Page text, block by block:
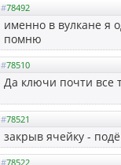
#78492
именно в вулкане я
помню
#78510
Да ключи почти все
#78521
закрыв ячейку -
#78522